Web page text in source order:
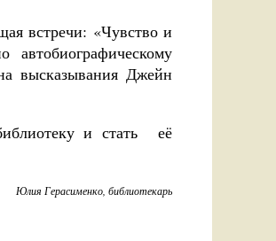
встречи: «Чувство и
высказывания Джейн
и стать её
Юлия Герасименко, библиотекарь